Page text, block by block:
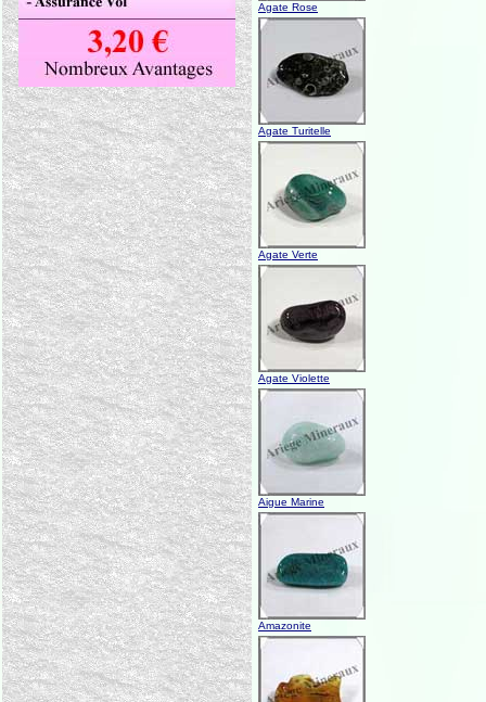
Agate Rose
Agate Turitelle
Agate Verte
Agate Violette
Aigue Marine
Amazonite